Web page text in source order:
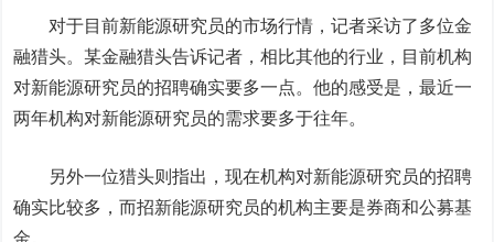
对于目前新能源研究员的市场行情，记者采访了多位金
融猎头。某金融猎头告诉记者，相比其他的行业，目前机构
对新能源研究员的招聘确实要多一点。他的感受是，最近一
两年机构对新能源研究员的需求要多于往年。
另外一位猎头则指出，现在机构对新能源研究员的招聘
确实比较多，而招新能源研究员的机构主要是券商和公募基
金。